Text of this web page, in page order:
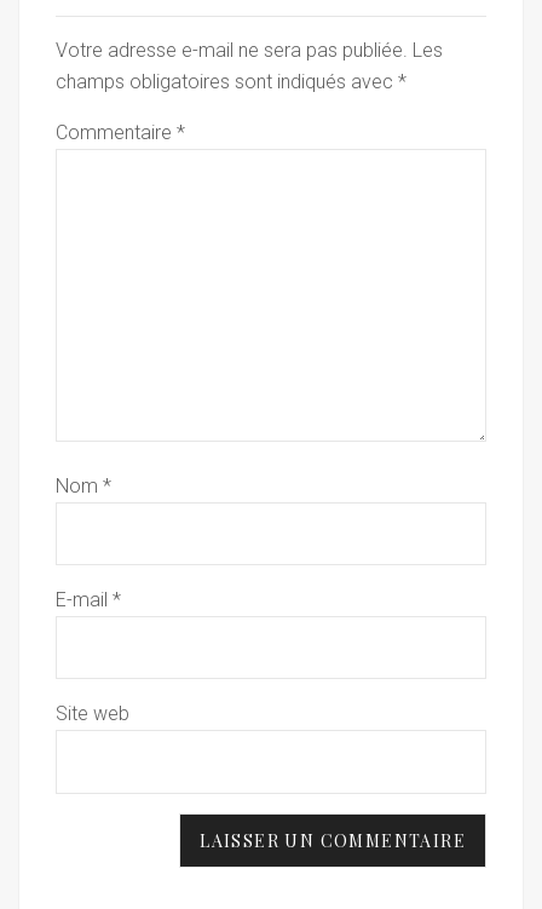
Votre adresse e-mail ne sera pas publiée. Les
champs obligatoires sont indiqués avec *
Commentaire *
Nom *
E-mail *
Site web